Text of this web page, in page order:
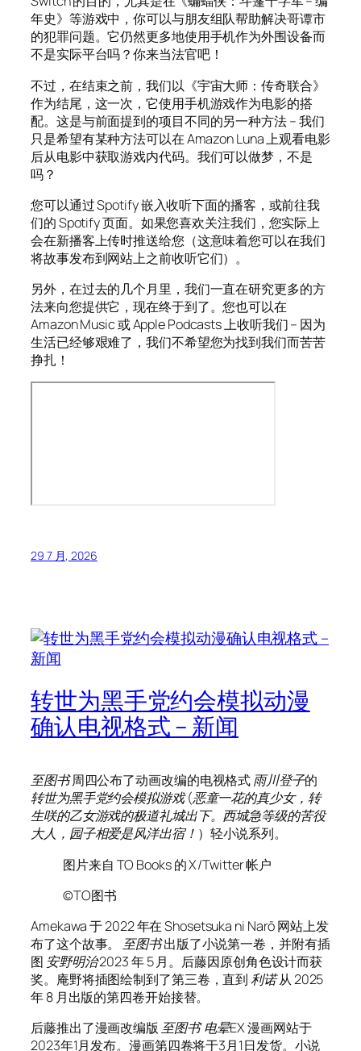
年史》等游戏中，你可以与朋友组队帮助解决哥谭市
的犯罪问题。它仍然更多地使用手机作为外围设备而
不是实际平台吗？你来当法官吧！
不过，在结束之前，我们以《宇宙大师：传奇联合》
作为结尾，这一次，它使用手机游戏作为电影的搭
配。这是与前面提到的项目不同的另一种方法 – 我们
只是希望有某种方法可以在 Amazon Luna 上观看电影
后从电影中获取游戏内代码。我们可以做梦，不是
吗？
您可以通过 Spotify 嵌入收听下面的播客，或前往我
们的 Spotify 页面。如果您喜欢关注我们，您实际上
会在新播客上传时推送给您（这意味着您可以在我们
将故事发布到网站上之前收听它们）。
另外，在过去的几个月里，我们一直在研究更多的方
法来向您提供它，现在终于到了。您也可以在
Amazon Music 或 Apple Podcasts 上收听我们 – 因为
生活已经够艰难了，我们不希望您为找到我们而苦苦
挣扎！
29 7 月, 2026
转世为黑手党约会模拟动漫
确认电视格式 – 新闻
至图书周四公布了动画改编的电视格式雨川登子的
转世为黑手党约会模拟游戏(恶童一花的真少女，转
生咲的乙女游戏的极道礼城出下。西城急等级的苦役
大人，园子相爱是风洋出宿！ ）轻小说系列。
图片来自 TO Books 的 X/Twitter 帐户
©TO图书
Amekawa 于 2022 年在 Shosetsuka ni Narō 网站上发
布了这个故事。 至图书出版了小说第一卷，并附有插
图 安野明治2023 年 5 月。后藤因原创角色设计而获
奖。庵野将插图绘制到了第三卷，直到利诺从 2025
年 8 月出版的第四卷开始接替。
后藤推出了漫画改编版至图书‘电晕EX漫画网站于
2023年1月发布。漫画第四卷将于3月1日发货。小说